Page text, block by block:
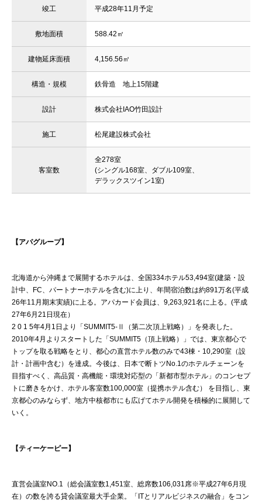
竣工 平成28年11月予定
敷地面積 588.42㎡
建物延床面積 4,156.56㎡
構造・規模 鉄骨造 地上15階建
設計 株式会社IAO竹田設計
施工 松尾建設株式会社
客室数
全278室
(シングル168室、ダブル109室、
デラックスツイン1室)
【アパグループ】
北海道から沖縄まで展開するホテルは、全国334ホテル53,494室(建築・設
計中、FC、パートナーホテルを含む)に上り、年間宿泊数は約891万名(平成
26年11月期末実績)に上る。アパカード会員は、9,263,921名に上る。(平成
27年6月21日現在）
2 0 1 5年4月1日より「SUMMIT5-Ⅱ（第二次頂上戦略）」を発表した。
2010年4月よりスタートした「SUMMIT5（頂上戦略）」では、東京都心で
トップを取る戦略をとり、都心の直営ホテル数のみで43棟・10,290室（設
計・計画中含む）を達成。今後は、日本で断トツNo.1のホテルチェーンを
目指すべく、高品質・高機能・環境対応型の「新都市型ホテル」のコンセプ
トに磨きをかけ、ホテル客室数100,000室（提携ホテル含む） を目指し、東
京都心のみならず、地方中核都市にも広げてホテル開発を積極的に展開して
いく。
【ティーケーピー】
直営会議室NO.1（総会議室数1,451室、総席数106,031席※平成27年6月現
在）の数を誇る貸会議室最大手企業。「ITとリアルビジネスの融合」をコン